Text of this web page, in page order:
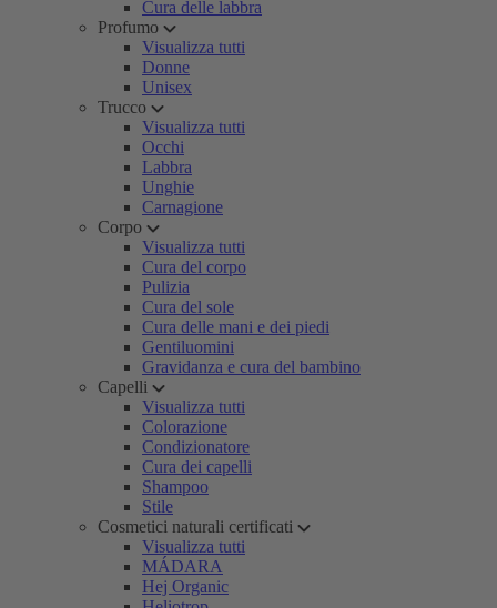
Cura delle labbra
Profumo
Visualizza tutti
Donne
Unisex
Trucco
Visualizza tutti
Occhi
Labbra
Unghie
Carnagione
Corpo
Visualizza tutti
Cura del corpo
Pulizia
Cura del sole
Cura delle mani e dei piedi
Gentiluomini
Gravidanza e cura del bambino
Capelli
Visualizza tutti
Colorazione
Condizionatore
Cura dei capelli
Shampoo
Stile
Cosmetici naturali certificati
Visualizza tutti
MÁDARA
Hej Organic